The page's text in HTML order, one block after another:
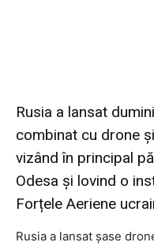
Rusia a lansat
combinat cu drone
vizând în principal
Odesa și lovind o
Forțele Aeriene
Rusia a lansat șase